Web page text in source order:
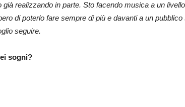
già realizzando in parte. Sto facendo musica a un
di poterlo fare sempre di più e davanti a un
seguire.
sogni?